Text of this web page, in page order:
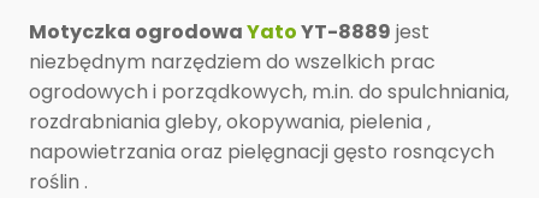
Motyczka ogrodowaYatoYT-8889 jest
niezbędnym narzędziem do wszelkich prac
ogrodowych i porządkowych, m.in. do spulchniania,
rozdrabniania gleby, okopywania, pielenia ,
napowietrzania oraz pielęgnacji gęsto rosnących
roślin .